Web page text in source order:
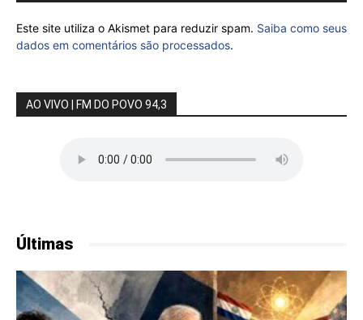
Este site utiliza o Akismet para reduzir spam. Saiba como seus
dados em comentários são processados.
AO VIVO | FM DO POVO 94,3
Últimas